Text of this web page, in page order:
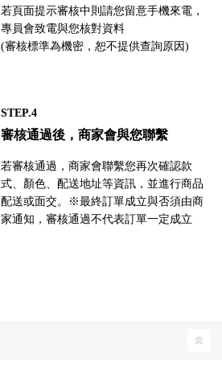
若頁面提示審核中則請您留意手機來電，
專員會致電與您核對資料
(審核標準為機密，恕不提供查詢原因)
STEP.4
審核通過後，商家會與您聯繫
若審核通過，商家會聯繫您再次確認款
式、顏色、配送地址等資訊，並進行商品
配送或面交。※最終訂單成立與否須由商
家通知，審核通過不代表訂單一定成立